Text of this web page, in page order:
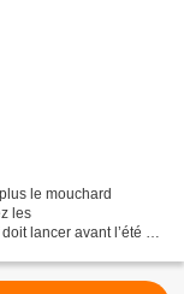
le mouchard
les
lancer avant l’été un